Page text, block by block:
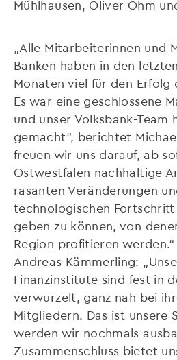
Mühlhausen, Oliver Ohm
„Alle Mitarbeiterinnen und
Banken haben in den
Monaten viel für den Erfolg
Es war eine geschlossene
und unser Volksbank-Team
gemacht“, berichtet
freuen wir uns darauf, ab
Ostwestfalen nachhaltige
rasanten Veränderungen
technologischen
geben zu können, von
Region profitieren werden.“
Andreas Kämmerling:
Finanzinstitute sind fest in
verwurzelt, ganz nah bei
Mitgliedern. Das ist unsere
werden wir nochmals
Zusammenschluss bietet